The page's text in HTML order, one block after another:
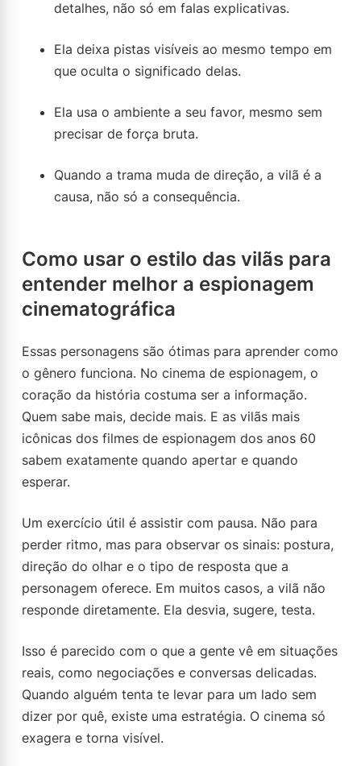
detalhes, não só em falas explicativas.
Ela deixa pistas visíveis ao mesmo tempo em
que oculta o significado delas.
Ela usa o ambiente a seu favor, mesmo sem
precisar de força bruta.
Quando a trama muda de direção, a vilã é a
causa, não só a consequência.
Como usar o estilo das vilãs para
entender melhor a espionagem
cinematográfica
Essas personagens são ótimas para aprender como
o gênero funciona. No cinema de espionagem, o
coração da história costuma ser a informação.
Quem sabe mais, decide mais. E as vilãs mais
icônicas dos filmes de espionagem dos anos 60
sabem exatamente quando apertar e quando
esperar.
Um exercício útil é assistir com pausa. Não para
perder ritmo, mas para observar os sinais: postura,
direção do olhar e o tipo de resposta que a
personagem oferece. Em muitos casos, a vilã não
responde diretamente. Ela desvia, sugere, testa.
Isso é parecido com o que a gente vê em situações
reais, como negociações e conversas delicadas.
Quando alguém tenta te levar para um lado sem
dizer por quê, existe uma estratégia. O cinema só
exagera e torna visível.